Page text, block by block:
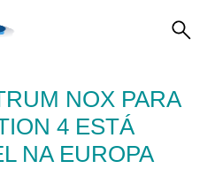
NOX PARA
4 ESTÁ
NA EUROPA